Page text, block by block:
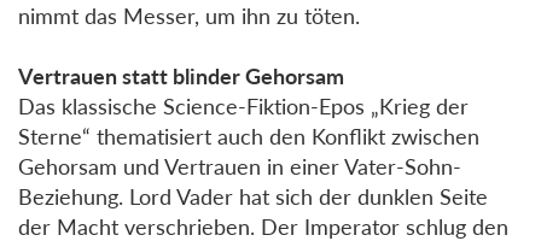
nimmt das Messer, um ihn zu töten.
Vertrauen statt blinder Gehorsam
Das klassische Science-Fiktion-Epos „Krieg der
Sterne“ thematisiert auch den Konflikt zwischen
Gehorsam und Vertrauen in einer Vater-Sohn-
Beziehung. Lord Vader hat sich der dunklen Seite
der Macht verschrieben. Der Imperator schlug den